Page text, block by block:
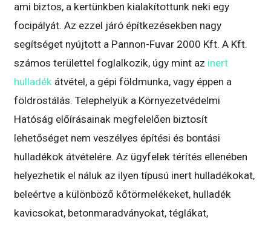
ami biztos, a kertünkben kialakítottunk neki egy
focipályát. Az ezzel járó építkezésekben nagy
segítséget nyújtott a Pannon-Fuvar 2000 Kft. A Kft.
számos területtel foglalkozik, úgy mint az inert
hulladék átvétel, a gépi földmunka, vagy éppen a
földrostálás. Telephelyük a Környezetvédelmi
Hatóság előírásainak megfelelően biztosít
lehetőséget nem veszélyes építési és bontási
hulladékok átvételére. Az ügyfelek térítés ellenében
helyezhetik el náluk az ilyen típusú inert hulladékokat,
beleértve a különböző kőtörmelékeket, hulladék
kavicsokat, betonmaradványokat, téglákat,